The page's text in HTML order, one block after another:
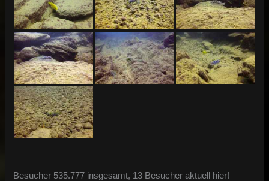
Besucher 535.777 insgesamt, 13 Besucher aktuell hier!